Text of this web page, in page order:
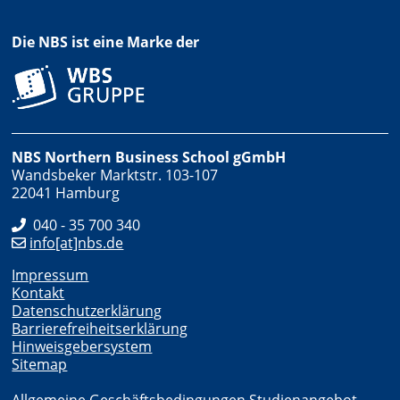
Die NBS ist eine Marke der
NBS Northern Business School gGmbH
Wandsbeker Marktstr. 103-107
22041 Hamburg
040 - 35 700 340
info[at]nbs.de
Impressum
Kontakt
Datenschutzerklärung
Barrierefreiheitserklärung
Hinweisgebersystem
Sitemap